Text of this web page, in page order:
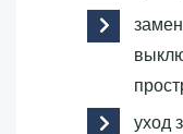
уход